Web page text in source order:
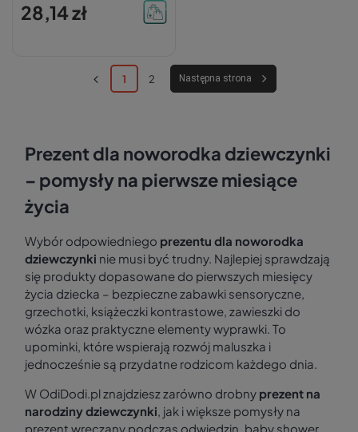
28,14 zł
1 2 Następna strona
Prezent dla noworodka dziewczynki
– pomysły na pierwsze miesiące
życia
Wybór odpowiedniego prezentu dla noworodka
dziewczynki nie musi być trudny. Najlepiej sprawdzają
się produkty dopasowane do pierwszych miesięcy
życia dziecka – bezpieczne zabawki sensoryczne,
grzechotki, książeczki kontrastowe, zawieszki do
wózka oraz praktyczne elementy wyprawki. To
upominki, które wspierają rozwój maluszka i
jednocześnie są przydatne rodzicom każdego dnia.
W OdiDodi.pl znajdziesz zarówno drobny prezent na
narodziny dziewczynki, jak i większe pomysły na
prezent wręczany podczas odwiedzin, baby shower